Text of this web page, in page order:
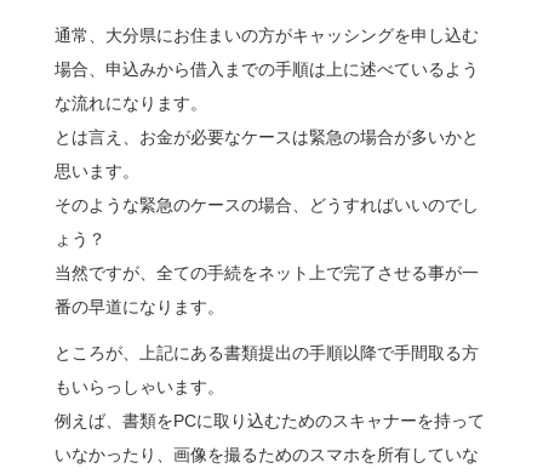
通常、大分県にお住まいの方がキャッシングを申し込む
場合、申込みから借入までの手順は上に述べているよう
な流れになります。
とは言え、お金が必要なケースは緊急の場合が多いかと
思います。
そのような緊急のケースの場合、どうすればいいのでし
ょう？
当然ですが、全ての手続をネット上で完了させる事が一
番の早道になります。
ところが、上記にある書類提出の手順以降で手間取る方
もいらっしゃいます。
例えば、書類をPCに取り込むためのスキャナーを持って
いなかったり、画像を撮るためのスマホを所有していな